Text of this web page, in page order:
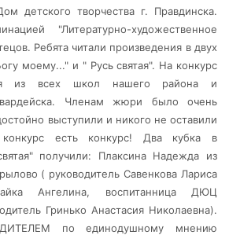
детского творчества г. Правдинска.
"Литературно-художественное
Ребята читали произведения в двух
моему..." и " Русь святая". На конкурс
из всех школ нашего района и
Членам жюри было очень
выступили и никого не оставили
есть конкурс! Два кубка в
получили: Плаксина Надежда из
( руководитель Савенкова Лариса
Ангелина, воспитанница ДЮЦ
Гринько Анастасия Николаевна).
по единодушному мнению